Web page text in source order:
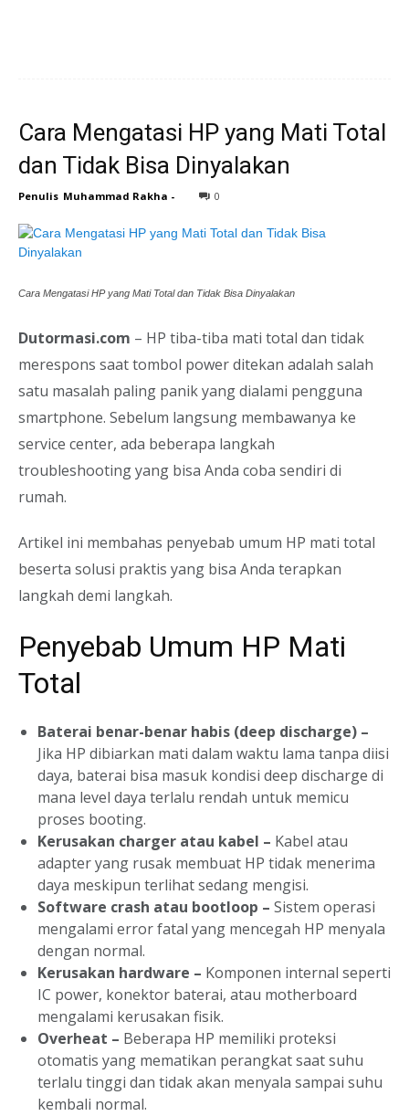
Cara Mengatasi HP yang Mati Total
dan Tidak Bisa Dinyalakan
Penulis Muhammad Rakha - 0
Cara Mengatasi HP yang Mati Total dan Tidak Bisa Dinyalakan
Dutormasi.com – HP tiba-tiba mati total dan tidak
merespons saat tombol power ditekan adalah salah
satu masalah paling panik yang dialami pengguna
smartphone. Sebelum langsung membawanya ke
service center, ada beberapa langkah
troubleshooting yang bisa Anda coba sendiri di
rumah.
Artikel ini membahas penyebab umum HP mati total
beserta solusi praktis yang bisa Anda terapkan
langkah demi langkah.
Penyebab Umum HP Mati
Total
Baterai benar-benar habis (deep discharge) –
Jika HP dibiarkan mati dalam waktu lama tanpa diisi
daya, baterai bisa masuk kondisi deep discharge di
mana level daya terlalu rendah untuk memicu
proses booting.
Kerusakan charger atau kabel – Kabel atau
adapter yang rusak membuat HP tidak menerima
daya meskipun terlihat sedang mengisi.
Software crash atau bootloop – Sistem operasi
mengalami error fatal yang mencegah HP menyala
dengan normal.
Kerusakan hardware – Komponen internal seperti
IC power, konektor baterai, atau motherboard
mengalami kerusakan fisik.
Overheat – Beberapa HP memiliki proteksi
otomatis yang mematikan perangkat saat suhu
terlalu tinggi dan tidak akan menyala sampai suhu
kembali normal.